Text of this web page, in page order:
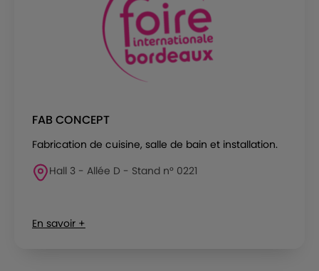
FAB CONCEPT
Fabrication de cuisine, salle de bain et installation.
Hall 3 - Allée D - Stand n° 0221
En savoir +